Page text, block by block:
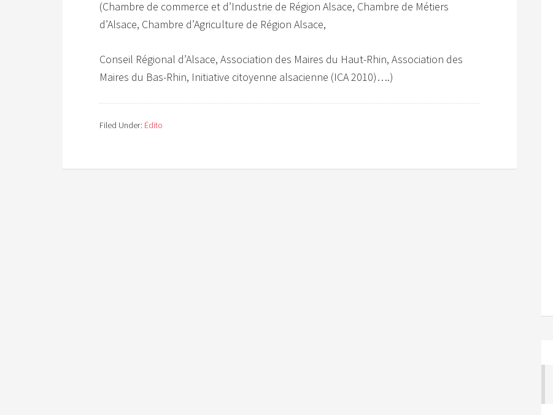
(Chambre de commerce et d’Industrie de Région Alsace, Chambre de Métiers
d’Alsace, Chambre d’Agriculture de Région Alsace,
Conseil Régional d’Alsace, Association des Maires du Haut-Rhin, Association des
Maires du Bas-Rhin, Initiative citoyenne alsacienne (ICA 2010)….)
Filed Under: Édito